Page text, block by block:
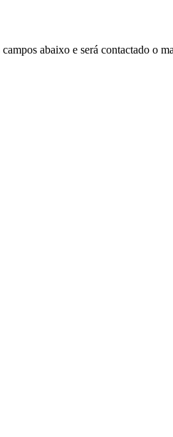
abaixo e será contactado o